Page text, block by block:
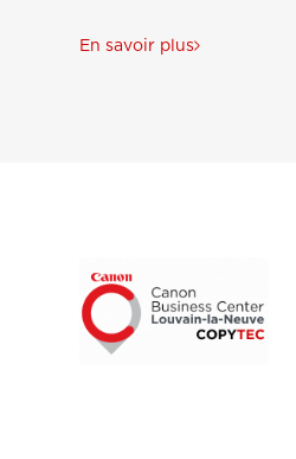
En savoir plus